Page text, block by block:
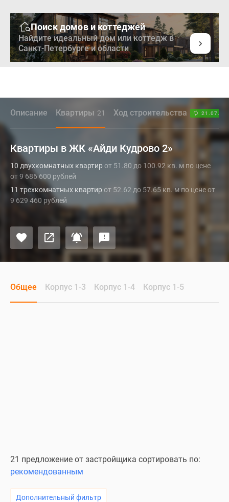
Поиск домов и коттеджей
Найдите идеальный дом или коттедж в
Санкт-Петербурге и области
Описание Квартиры 21 Ход строительства 21.07.26
Квартиры в ЖК «Айди Кудрово 2»
10 двухкомнатных квартир от 51.80 до 100.92 кв. м по цене
от 9 686 600 рублей
11 трехкомнатных квартир от 52.62 до 57.65 кв. м по цене от
9 629 460 рублей
Общее Корпус 1-3 Корпус 1-4 Корпус 1-5
21 предложение от застройщика сортировать по:
рекомендованным
Дополнительный фильтр